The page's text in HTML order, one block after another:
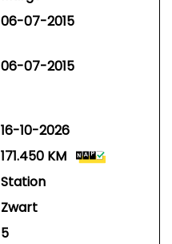
06-07-2015
06-07-2015
16-10-2026
171.450 KM
Station
Zwart
5